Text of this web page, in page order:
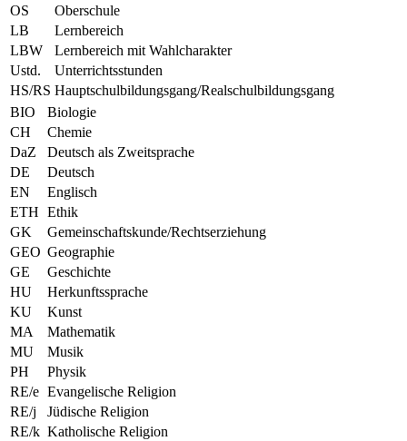
OS
Oberschule
LB
Lernbereich
LBW
Lernbereich mit Wahlcharakter
Ustd.
Unterrichtsstunden
HS/RS Hauptschulbildungsgang/Realschulbildungsgang
BIO
Biologie
CH
Chemie
DaZ
Deutsch als Zweitsprache
DE
Deutsch
EN
Englisch
ETH Ethik
GK
Gemeinschaftskunde/Rechtserziehung
GEO Geographie
GE
Geschichte
HU
Herkunftssprache
KU
Kunst
MA
Mathematik
MU
Musik
PH
Physik
RE/e Evangelische Religion
RE/j
Jüdische Religion
RE/k Katholische Religion